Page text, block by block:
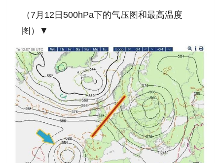
（7月12日500hPa下的气压图和最高温度
图）▼